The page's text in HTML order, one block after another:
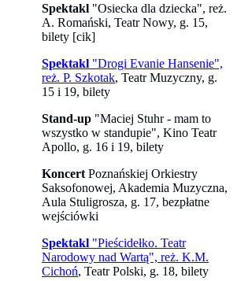
Spektakl "Osiecka dla dziecka", reż.
A. Romański, Teatr Nowy, g. 15,
bilety [cik]
Spektakl "Drogi Evanie Hansenie",
reż. P. Szkotak, Teatr Muzyczny, g.
15 i 19, bilety
Stand-up "Maciej Stuhr - mam to
wszystko w standupie", Kino Teatr
Apollo, g. 16 i 19, bilety
Koncert Poznańskiej Orkiestry
Saksofonowej, Akademia Muzyczna,
Aula Stuligrosza, g. 17, bezpłatne
wejściówki
Spektakl "Pieścidełko. Teatr
Narodowy nad Wartą", reż. K.M.
Cichoń, Teatr Polski, g. 18, bilety